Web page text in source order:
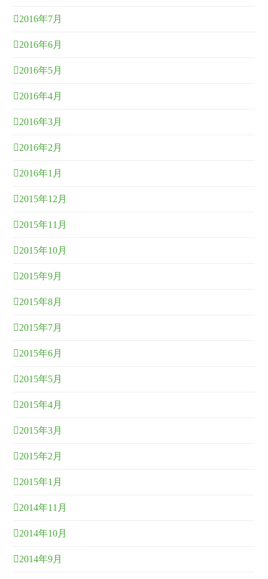
2016年7月
2016年6月
2016年5月
2016年4月
2016年3月
2016年2月
2016年1月
2015年12月
2015年11月
2015年10月
2015年9月
2015年8月
2015年7月
2015年6月
2015年5月
2015年4月
2015年3月
2015年2月
2015年1月
2014年11月
2014年10月
2014年9月